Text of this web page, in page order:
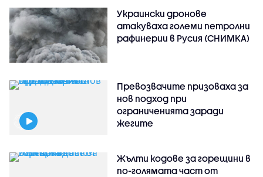
Украински дронове
атакуваха големи петролни
рафинерии в Русия (СНИМКА)
Превозвачите призоваха за
нов подход при
ограниченията заради
жегите
Жълти кодове за горещини в
по-голямата част от